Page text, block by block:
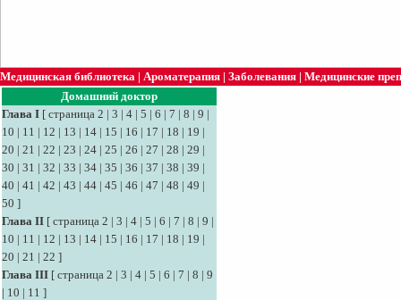
Медицинская библиотека | Ароматерапия | Заболевания | Медицинские
Домашний доктор
Глава I [ страница 2 | 3 | 4 | 5 | 6 | 7 | 8 | 9 |
10 | 11 | 12 | 13 | 14 | 15 | 16 | 17 | 18 | 19 |
20 | 21 | 22 | 23 | 24 | 25 | 26 | 27 | 28 | 29 |
30 | 31 | 32 | 33 | 34 | 35 | 36 | 37 | 38 | 39 |
40 | 41 | 42 | 43 | 44 | 45 | 46 | 47 | 48 | 49 |
50 ]
Глава II [ страница 2 | 3 | 4 | 5 | 6 | 7 | 8 | 9 |
10 | 11 | 12 | 13 | 14 | 15 | 16 | 17 | 18 | 19 |
20 | 21 | 22 ]
Глава III [ страница 2 | 3 | 4 | 5 | 6 | 7 | 8 | 9
| 10 | 11 ]